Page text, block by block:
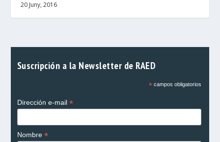
20 Juny, 2016
Suscripción a la Newsletter de RAED
*campos obligatorios
Dirección e-mail *
Nombre *